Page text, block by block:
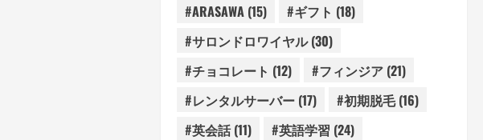
#ARASAWA(15) #ギフト (18)
#サロンドロワイヤル(30)
#チョコレート (12) #フィンジア(21)
#レンタルサーバー(17) #初期脱毛(16)
#英会話(11) #英語学習 (24)